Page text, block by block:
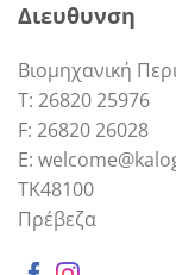
Διευθυνση
Βιομηχανική
Τ: 26820 25976
F: 26820 26028
E:
TK48100
Πρέβεζα